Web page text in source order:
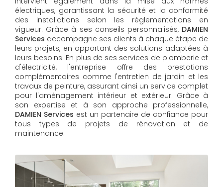
électriques, garantissant la sécurité et la conformité
des installations selon les réglementations en
vigueur. Grâce à ses conseils personnalisés, DAMIEN
Services accompagne ses clients à chaque étape de
leurs projets, en apportant des solutions adaptées à
leurs besoins. En plus de ses services de plomberie et
d'électricité, l'entreprise offre des prestations
complémentaires comme l'entretien de jardin et les
travaux de peinture, assurant ainsi un service complet
pour l'aménagement intérieur et extérieur. Grâce à
son expertise et à son approche professionnelle,
DAMIEN Services​​​​​​​ est un partenaire de confiance pour
tous types de projets de rénovation et de
maintenance.